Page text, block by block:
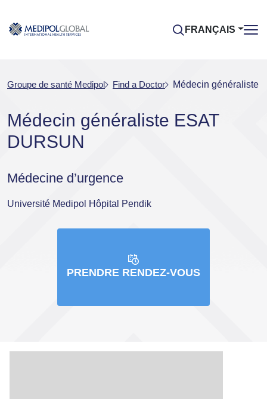
FRANÇAIS
Groupe de santé Medipol Find a Doctor Médecin généraliste
Médecin généraliste ESAT
DURSUN
Médecine d’urgence
Université Medipol Hôpital Pendik
PRENDRE RENDEZ-VOUS